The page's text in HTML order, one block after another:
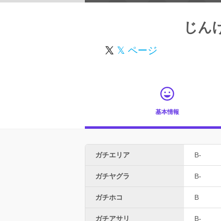
じん
𝕏 ページ
基本情報
ガチエリア B-
ガチヤグラ B-
ガチホコ B
ガチアサリ B-